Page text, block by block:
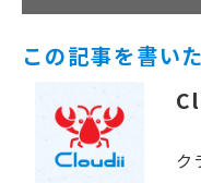
この記事を書い
ク